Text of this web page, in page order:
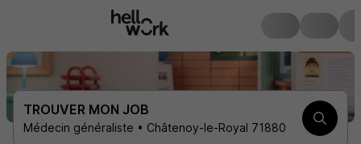
TROUVER MON JOB
Médecin généraliste • Châtenoy-le-Royal 71880